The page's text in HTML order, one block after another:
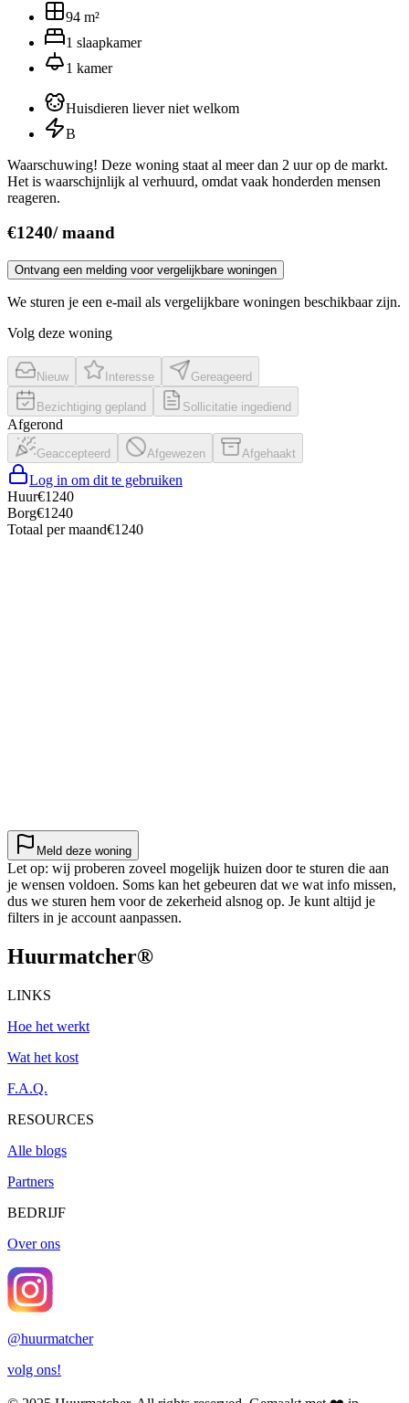
94 m²
1 slaapkamer
1 kamer
Huisdieren liever niet welkom
B
Waarschuwing! Deze woning staat al meer dan 2 uur op de markt.
Het is waarschijnlijk al verhuurd, omdat vaak honderden mensen
reageren.
€1240/maand
Ontvang een melding voor vergelijkbare woningen
We sturen je een e-mail als vergelijkbare woningen beschikbaar zijn.
Volg deze woning
Nieuw Interesse Gereageerd
Bezichtiging gepland Sollicitatie ingediend
Afgerond
Geaccepteerd Afgewezen Afgehaakt
Log in om dit te gebruiken
Huur€1240
Borg€1240
Totaal per maand€1240
Meld deze woning
Let op: wij proberen zoveel mogelijk huizen door te sturen die aan
je wensen voldoen. Soms kan het gebeuren dat we wat info missen,
dus we sturen hem voor de zekerheid alsnog op. Je kunt altijd je
filters in je account aanpassen.
Huurmatcher®
LINKS
Hoe het werkt
Wat het kost
F.A.Q.
RESOURCES
Alle blogs
Partners
BEDRIJF
Over ons
@huurmatcher
volg ons!